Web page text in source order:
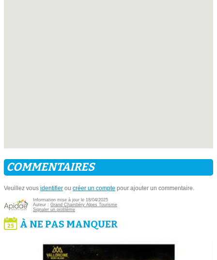
COMMENTAIRES
Veuillez vous identifier ou créer un compte pour ajouter un commentaire.
Information mise à jour le 18/04/2025
Auteur : Grand Chambéry Alpes Tourisme
Signaler un problème
À NE PAS MANQUER